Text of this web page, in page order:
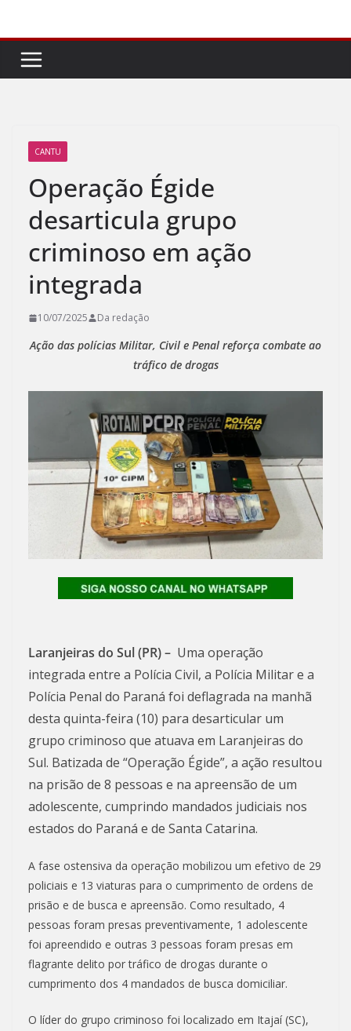
conteúdo
CANTU
Operação Égide
desarticula grupo
criminoso em ação
integrada
10/07/2025 Da redação
Ação das polícias Militar, Civil e Penal reforça combate ao
tráfico de drogas
Laranjeiras do Sul (PR) – Uma operação
integrada entre a Polícia Civil, a Polícia Militar e a
Polícia Penal do Paraná foi deflagrada na manhã
desta quinta-feira (10) para desarticular um
grupo criminoso que atuava em Laranjeiras do
Sul. Batizada de “Operação Égide”, a ação resultou
na prisão de 8 pessoas e na apreensão de um
adolescente, cumprindo mandados judiciais nos
estados do Paraná e de Santa Catarina.
A fase ostensiva da operação mobilizou um efetivo de 29
policiais e 13 viaturas para o cumprimento de ordens de
prisão e de busca e apreensão. Como resultado, 4
pessoas foram presas preventivamente, 1 adolescente
foi apreendido e outras 3 pessoas foram presas em
flagrante delito por tráfico de drogas durante o
cumprimento dos 4 mandados de busca domiciliar.
O líder do grupo criminoso foi localizado em Itajaí (SC),